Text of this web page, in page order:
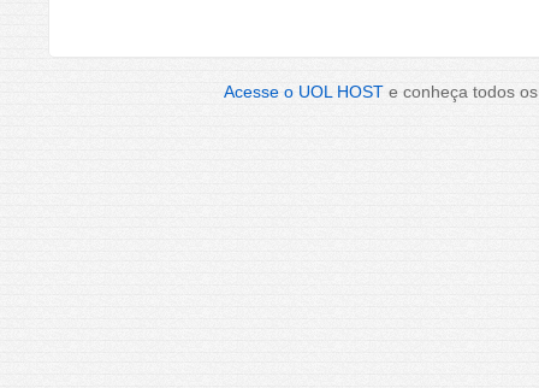
Acesse o UOL HOST e conheça todos